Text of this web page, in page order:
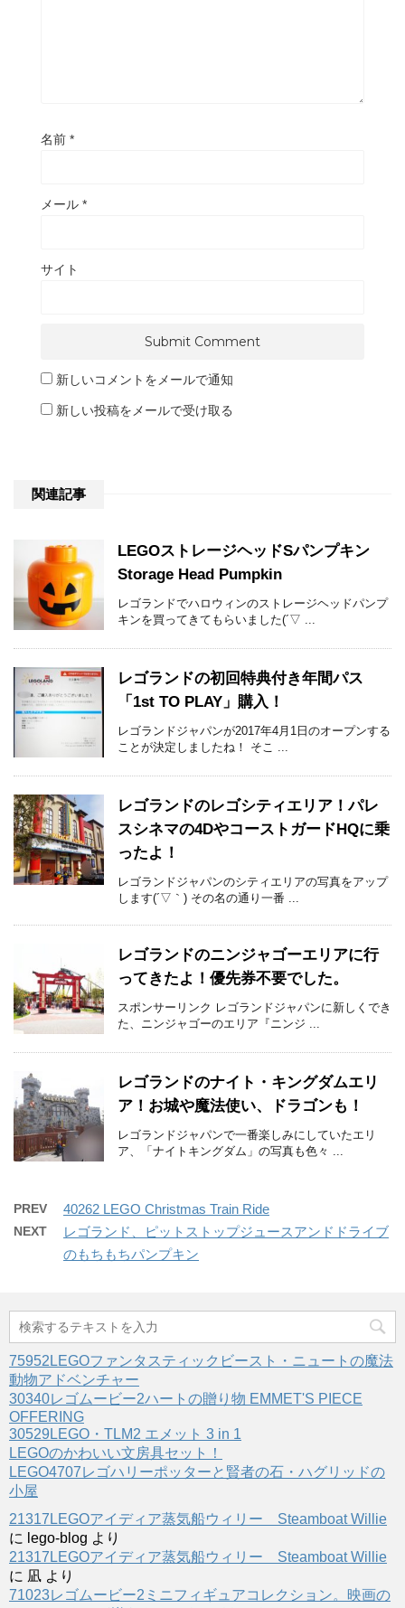
名前 *
メール *
サイト
新しいコメントをメールで通知
新しい投稿をメールで受け取る
関連記事
LEGOストレージヘッドSパンプキン
Storage Head Pumpkin
レゴランドでハロウィンのストレージヘッドパンプ
キンを買ってきてもらいました(´▽ ...
レゴランドの初回特典付き年間パス
「1st TO PLAY」購入！
レゴランドジャパンが2017年4月1日のオープンする
ことが決定しましたね！ そこ ...
レゴランドのレゴシティエリア！パレ
スシネマの4DやコーストガードHQに乗
ったよ！
レゴランドジャパンのシティエリアの写真をアップ
します(´▽｀) その名の通り一番 ...
レゴランドのニンジャゴーエリアに行
ってきたよ！優先券不要でした。
スポンサーリンク レゴランドジャパンに新しくでき
た、ニンジャゴーのエリア『ニンジ ...
レゴランドのナイト・キングダムエリ
ア！お城や魔法使い、ドラゴンも！
レゴランドジャパンで一番楽しみにしていたエリ
ア、「ナイトキングダム」の写真も色々 ...
PREV 40262 LEGO Christmas Train Ride
NEXT
レゴランド、ピットストップジュースアンドドライブ
のもちもちパンプキン
75952LEGOファンタスティックビースト・ニュートの魔法
動物アドベンチャー
30340レゴムービー2ハートの贈り物 EMMET'S PIECE
OFFERING
30529LEGO・TLM2 エメット 3 in 1
LEGOのかわいい文房具セット！
LEGO4707レゴハリーポッターと賢者の石・ハグリッドの
小屋
21317LEGOアイディア蒸気船ウィリー Steamboat Willie
に lego-blog より
21317LEGOアイディア蒸気船ウィリー Steamboat Willie
に 凪 より
71023レゴムービー2ミニフィギュアコレクション。映画の